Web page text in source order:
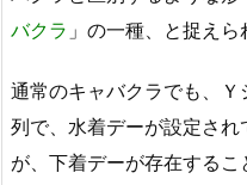
バクラ 」の一種、と捉えら
通常のキャバクラでも、
列で、水着デーが設定さ
が、下着デーが存在するこ